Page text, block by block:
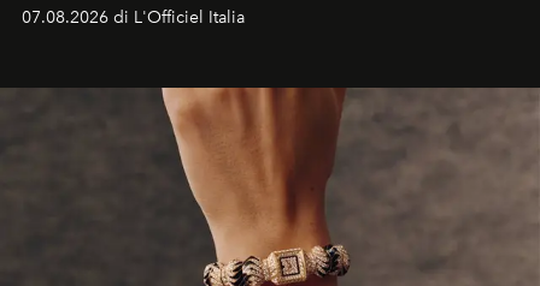
07.08.2026 di L'Officiel Italia